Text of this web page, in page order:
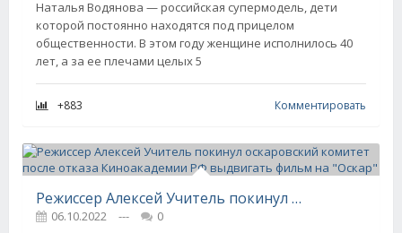
Наталья Водянова — российская супермодель, дети
которой постоянно находятся под прицелом
общественности. В этом году женщине исполнилось 40
лет, а за ее плечами целых 5
+883 Комментировать
Режиссер Алексей Учитель покинул оскаровский комитет после отказа Киноакадемии РФ выдвигать фильм на "Оскар"
06.10.2022 ---
0